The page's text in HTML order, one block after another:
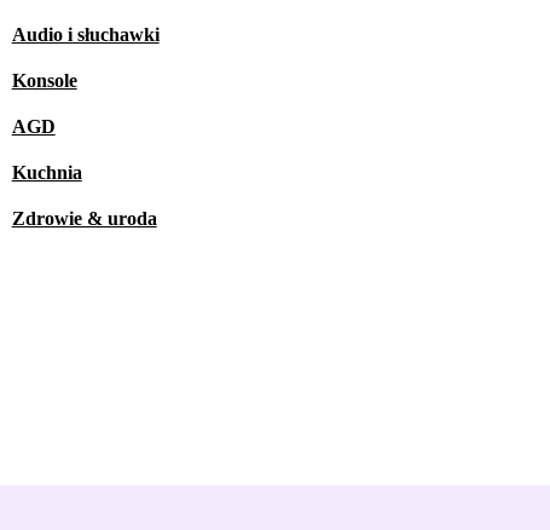
Audio i słuchawki
Konsole
AGD
Kuchnia
Zdrowie & uroda